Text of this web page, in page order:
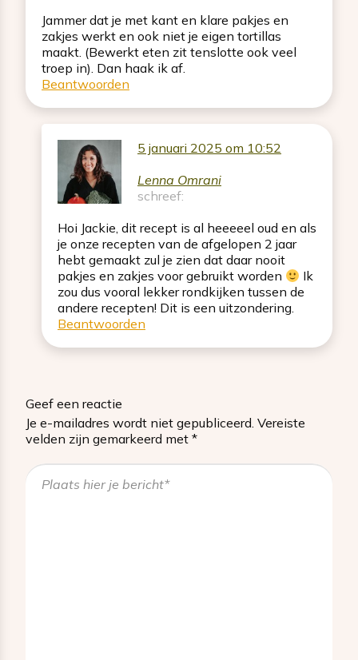
Jammer dat je met kant en klare pakjes en
zakjes werkt en ook niet je eigen tortillas
maakt. (Bewerkt eten zit tenslotte ook veel
troep in). Dan haak ik af.
Beantwoorden
Lenna Omrani
schreef:
5 januari 2025 om 10:52
Hoi Jackie, dit recept is al heeeeel oud en als
je onze recepten van de afgelopen 2 jaar
hebt gemaakt zul je zien dat daar nooit
pakjes en zakjes voor gebruikt worden
Ik
zou dus vooral lekker rondkijken tussen de
andere recepten! Dit is een uitzondering.
Beantwoorden
Geef een reactie
Je e-mailadres wordt niet gepubliceerd. Vereiste
velden zijn gemarkeerd met *